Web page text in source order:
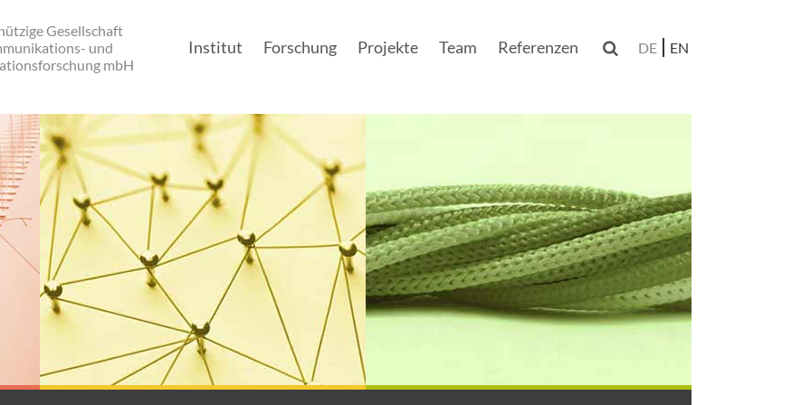
Gesellschaft
und
mbH
Institut Forschung Projekte Team Referenzen  DE EN